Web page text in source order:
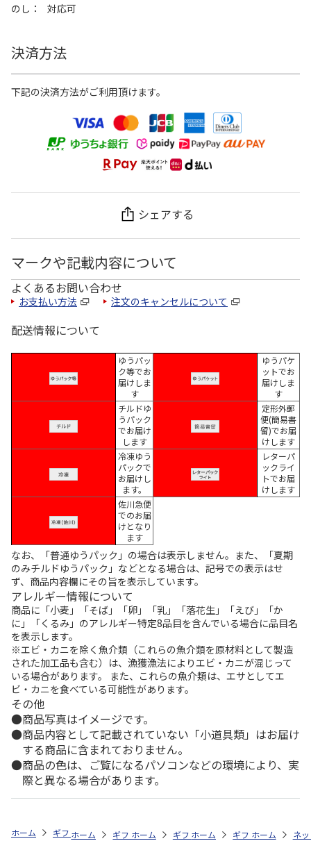
のし
対応可
決済方法
下記の決済方法がご利用頂けます。
シェアする
マークや記載内容について
よくあるお問い合わせ
お支払い方法 注文のキャンセルについて
配送情報について
ゆうパッ
ク等でお
届けしま
す
ゆうパケ
ットでお
届けしま
す
チルドゆ
うパック
でお届け
します
定形外郵
便(簡易書
留)でお届
けします
冷凍ゆう
パックで
お届けし
ます。
レターパ
ックライ
トでお届
けします
佐川急便
でのお届
けとなり
ます
なお、「普通ゆうパック」の場合は表示しません。また、「夏期
のみチルドゆうパック」などとなる場合は、記号での表示はせ
ず、商品内容欄にその旨を表示しています。
アレルギー情報について
商品に「小麦」「そば」「卵」「乳」「落花生」「えび」「か
に」「くるみ」のアレルギー特定8品目を含んでいる場合に品目名
を表示します。
※エビ・カニを除く魚介類（これらの魚介類を原材料として製造
された加工品も含む）は、漁獲漁法によりエビ・カニが混じって
いる場合があります。 また、これらの魚介類は、エサとしてエ
ビ・カニを食べている可能性があります。
その他
商品写真はイメージです。
商品内容として記載されていない「小道具類」はお届け
する商品に含まれておりません。
商品の色は、ご覧になるパソコンなどの環境により、実
際と異なる場合があります。
ホーム ギフトストア お中元・夏ギフト特集 2026 そうめん・麺類
ホーム ギフトストア お中元・夏ギフト特集 2026
ホーム ギフトストア お中元・夏ギフト
ホーム ギフトストア お
ホーム ネ